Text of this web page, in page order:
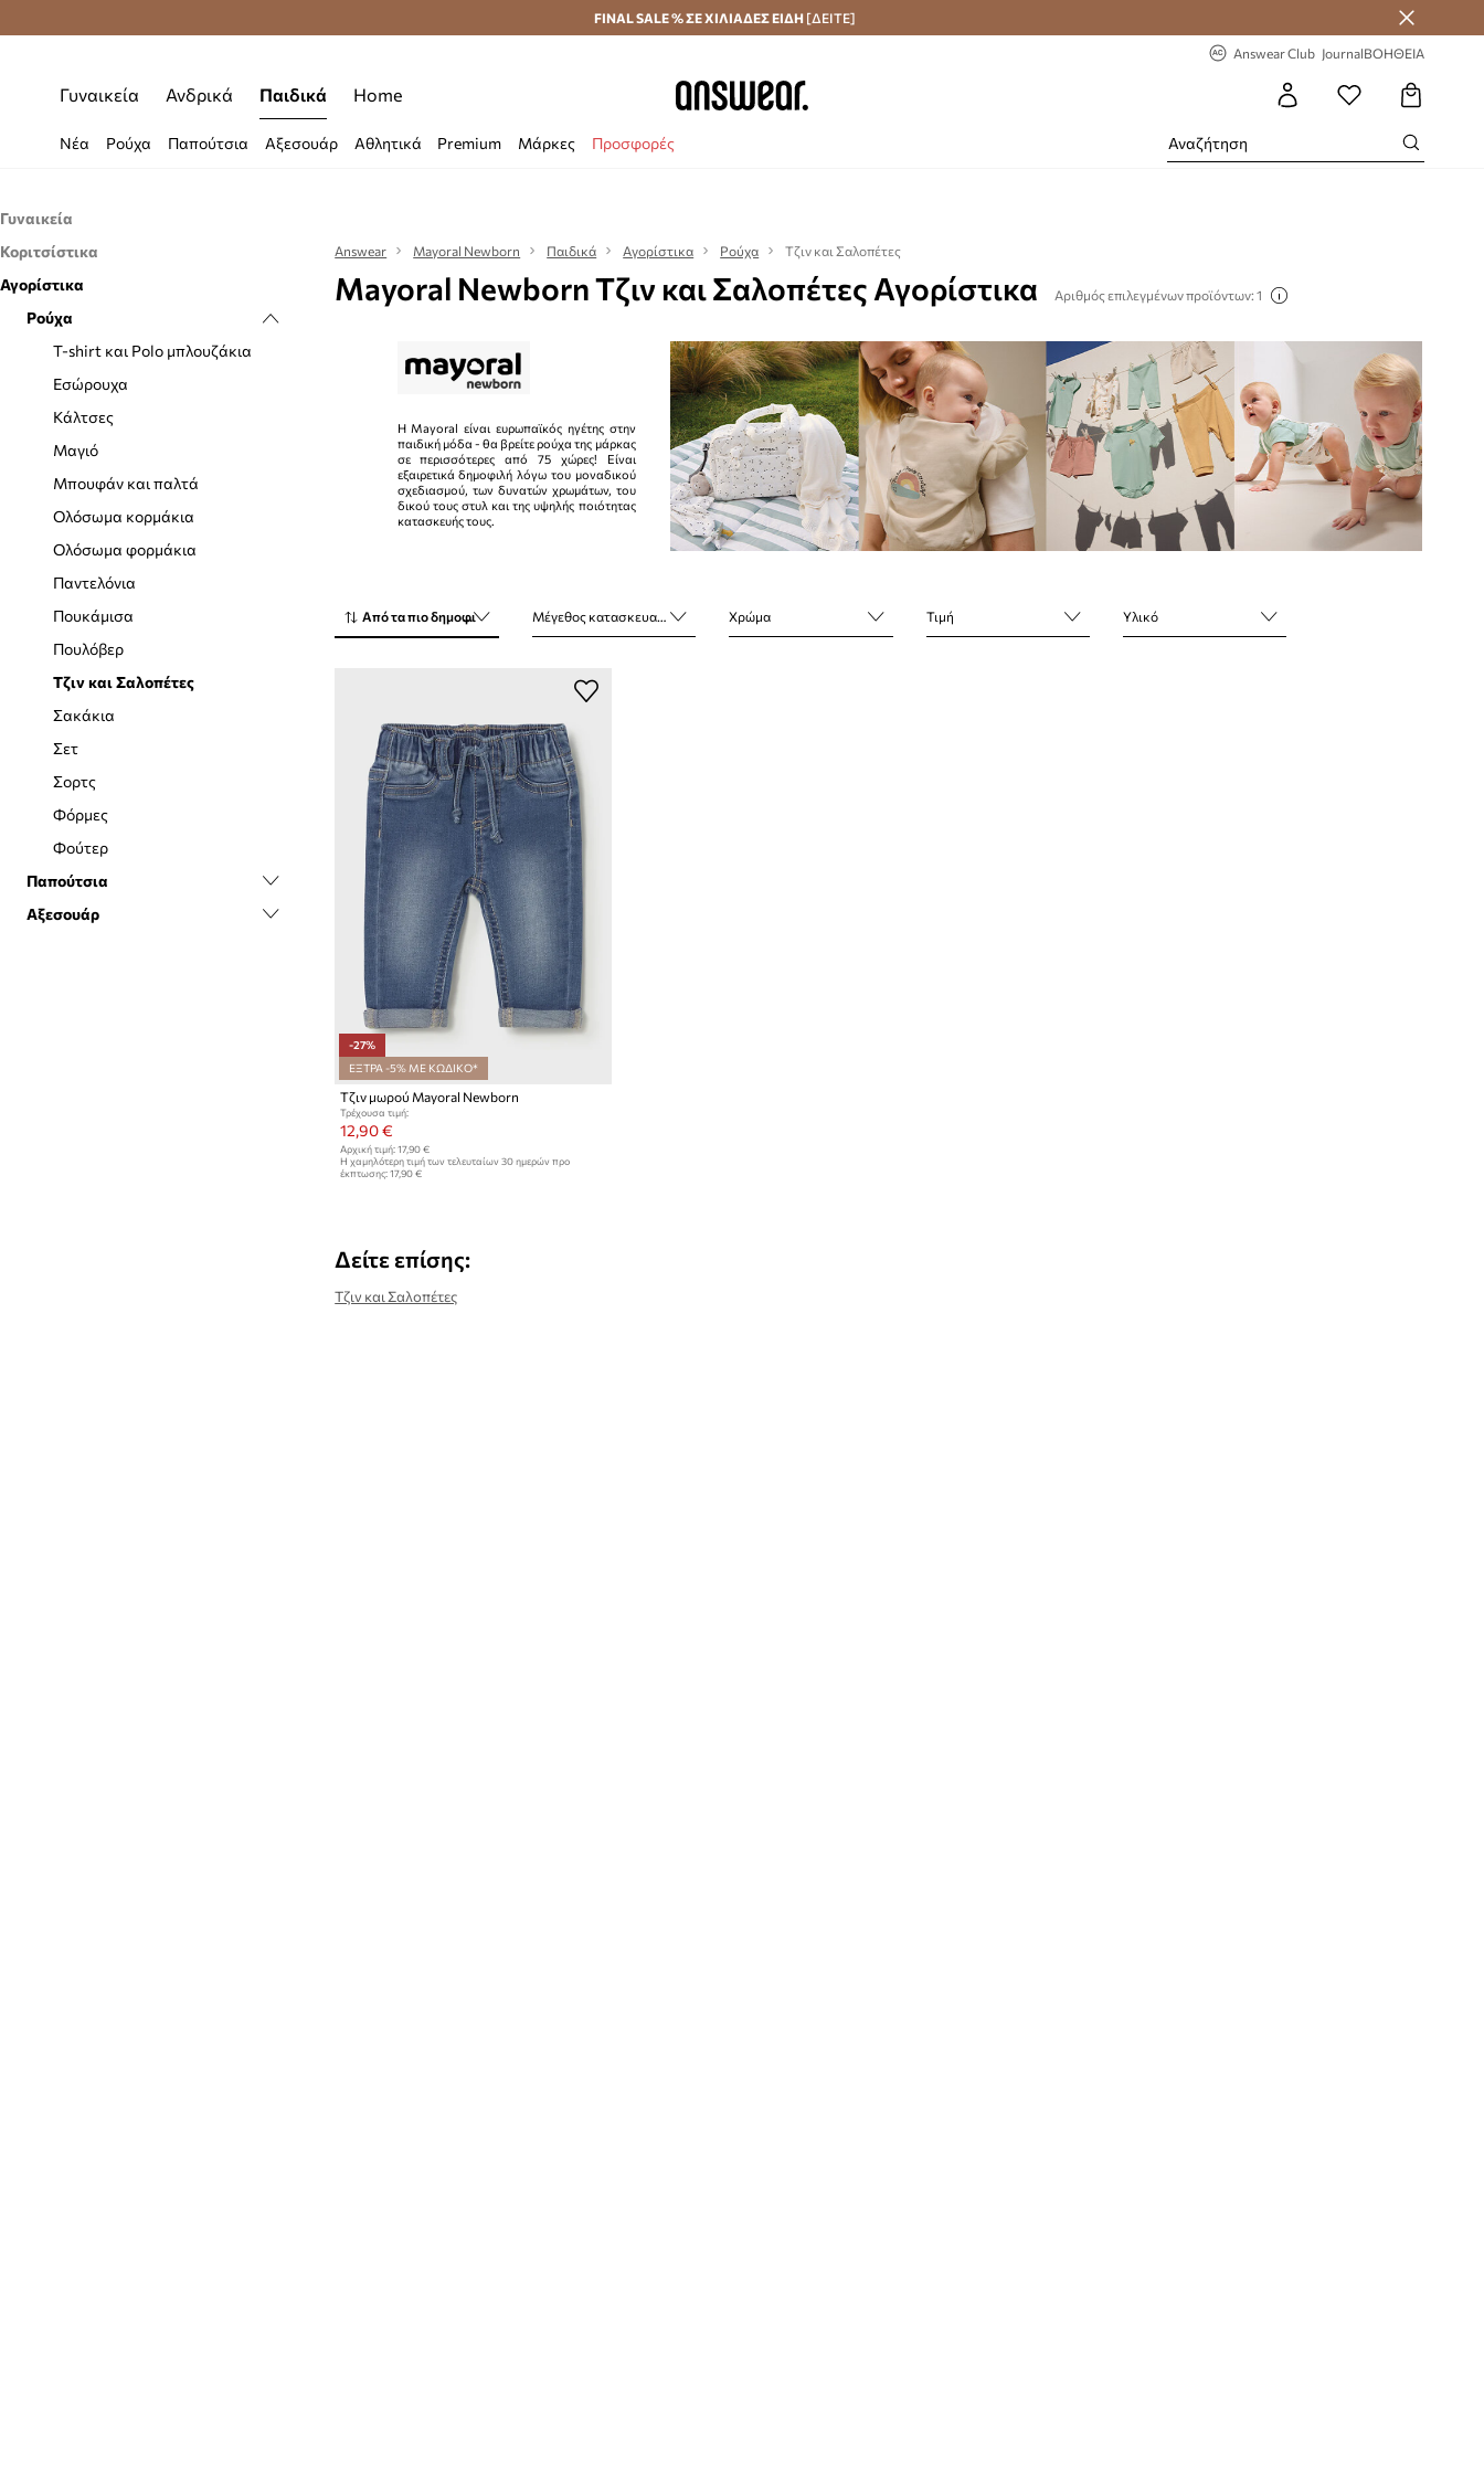
Αποστολή σε 24 ώρες Εξοικονομήστε με το Answear Club
FINAL SALE % ΣΕ ΧΙΛΙΑΔΕΣ ΕΙΔΗ [ΔΕΙΤΕ]
Answear Club JournalΒΟΗΘΕΙΑ
Γυναικεία Ανδρικά Παιδικά Home
Νέα Ρούχα Παπούτσια Αξεσουάρ Αθλητικά Premium Μάρκες Προσφορές
Γυναικεία
Αξεσουάρ
Σακίδια πλάτης
Τσάντες και βαλίτσες
Κοριτσίστικα
Ρούχα
T-shirt και Polo μπλουζάκια
Εσώρουχα
Μαγιό
Κάλτσες
Ολόσωμα κορμάκια
Ολόσωμα φορμάκια
Μπουφάν και παλτά
Παντελόνια και κολάν
Πουλόβερ
Σετ
Σορτς
Φορέματα
Φόρμες
Φούτερ
Παπούτσια
Βρεφικά
Αξεσουάρ
Σακίδια πλάτης
Σκουφιά και καπέλα
Τσάντες και βαλίτσες
Νεσεσέρ
Παιδικό δωμάτιο
Φροντίδα & μπάνιο
Αξεσουάρ παραλίας και πισίνας
Ταΐσμα και γεύματα
Υφάσματα
Παιχνίδια
Αγορίστικα
Ρούχα
T-shirt και Polo μπλουζάκια
Εσώρουχα
Κάλτσες
Μαγιό
Μπουφάν και παλτά
Ολόσωμα κορμάκια
Ολόσωμα φορμάκια
Παντελόνια
Πουκάμισα
Πουλόβερ
Τζιν και Σαλοπέτες
Σακάκια
Σετ
Σορτς
Φόρμες
Φούτερ
Παπούτσια
Βρεφικά
Αξεσουάρ
Answear Mayoral Newborn Παιδικά Αγορίστικα Ρούχα Τζιν και Σαλοπέτες
Mayoral Newborn Τζιν και Σαλοπέτες Αγορίστικα Αριθμός επιλεγμένων προϊόντων: 1
Η Mayoral είναι ευρωπαϊκός ηγέτης στην
παιδική μόδα - θα βρείτε ρούχα της μάρκας
σε περισσότερες από 75 χώρες! Είναι
εξαιρετικά δημοφιλή λόγω του μοναδικού
σχεδιασμού, των δυνατών χρωμάτων, του
δικού τους στυλ και της υψηλής ποιότητας
κατασκευής τους.
Από τα πιο δημοφιλή Μέγεθος κατασκευαστή Χρώμα Τιμή Υλικό
-27%
ΕΞΤΡΑ -5% ΜΕ ΚΩΔΙΚΟ*
Τζιν μωρού Mayoral Newborn
Τρέχουσα τιμή:
12,90 €
Αρχική τιμή: 17,90 €
Η χαμηλότερη τιμή των τελευταίων 30 ημερών προ
έκπτωσης: 17,90 €
Δείτε επίσης:
Τζιν και Σαλοπέτες